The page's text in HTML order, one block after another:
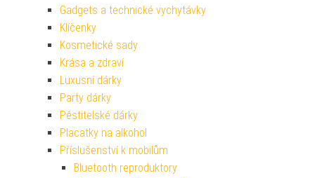
Gadgets a technické vychytávky
Klíčenky
Kosmetické sady
Krása a zdraví
Luxusní dárky
Party dárky
Pěstitelské dárky
Placatky na alkohol
Příslušenství k mobilům
Bluetooth reproduktory